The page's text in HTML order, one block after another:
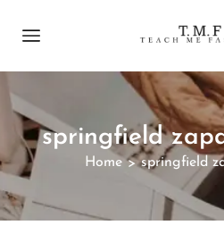
springfield
Home > springfield